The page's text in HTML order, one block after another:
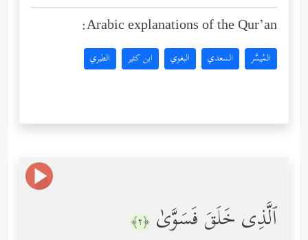
Arabic explanations of the Qur’an:
المُيسَّر السعدي البغوي ابن كثير الطبري
ٱلَّذِی خَلَقَ فَسَوَّىٰ ﴿٢﴾